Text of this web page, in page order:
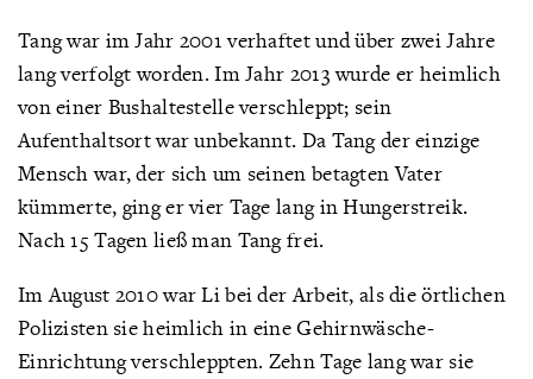
Tang war im Jahr 2001 verhaftet und über zwei Jahre
lang verfolgt worden. Im Jahr 2013 wurde er heimlich
von einer Bushaltestelle verschleppt; sein
Aufenthaltsort war unbekannt. Da Tang der einzige
Mensch war, der sich um seinen betagten Vater
kümmerte, ging er vier Tage lang in Hungerstreik.
Nach 15 Tagen ließ man Tang frei.
Im August 2010 war Li bei der Arbeit, als die örtlichen
Polizisten sie heimlich in eine Gehirnwäsche-
Einrichtung verschleppten. Zehn Tage lang war sie